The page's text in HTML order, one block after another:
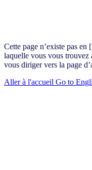
Cette page n’existe pas en
laquelle vous vous trouvez
vous diriger vers la page
Aller à l'accueil Go to